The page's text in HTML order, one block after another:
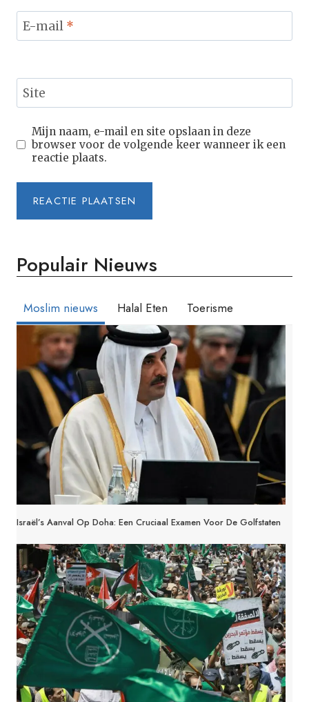
E-mail *
Site
Mijn naam, e-mail en site opslaan in deze
browser voor de volgende keer wanneer ik een
reactie plaats.
Populair Nieuws
Moslim nieuws Halal Eten Toerisme
Israël’s Aanval Op Doha: Een Cruciaal Examen Voor De Golfstaten